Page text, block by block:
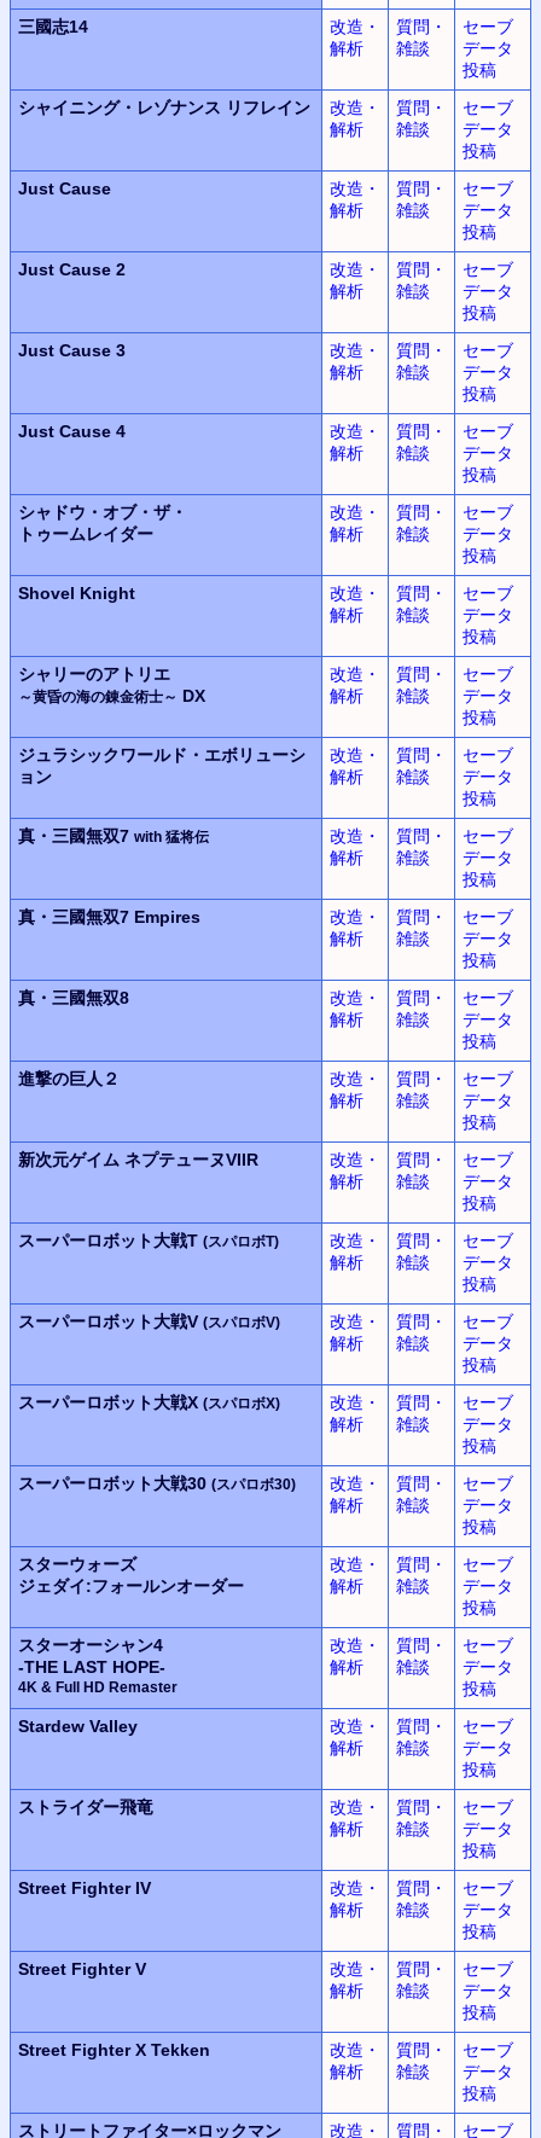
三國志14
改造・
解析
質問・
雑談
セーブ
データ
投稿
シャイニング・レゾナンス リフレイン
改造・
解析
質問・
雑談
セーブ
データ
投稿
Just Cause
改造・
解析
質問・
雑談
セーブ
データ
投稿
Just Cause 2
改造・
解析
質問・
雑談
セーブ
データ
投稿
Just Cause 3
改造・
解析
質問・
雑談
セーブ
データ
投稿
Just Cause 4
改造・
解析
質問・
雑談
セーブ
データ
投稿
シャドウ・オブ・ザ・
トゥームレイダー
改造・
解析
質問・
雑談
セーブ
データ
投稿
Shovel Knight
改造・
解析
質問・
雑談
セーブ
データ
投稿
シャリーのアトリエ
～黄昏の海の錬金術士～ DX
改造・
解析
質問・
雑談
セーブ
データ
投稿
ジュラシックワールド・エボリューシ
ョン
改造・
解析
質問・
雑談
セーブ
データ
投稿
真・三國無双7 with 猛将伝
改造・
解析
質問・
雑談
セーブ
データ
投稿
真・三國無双7 Empires
改造・
解析
質問・
雑談
セーブ
データ
投稿
真・三國無双8
改造・
解析
質問・
雑談
セーブ
データ
投稿
進撃の巨人２
改造・
解析
質問・
雑談
セーブ
データ
投稿
新次元ゲイム ネプテューヌVIIR
改造・
解析
質問・
雑談
セーブ
データ
投稿
スーパーロボット大戦T (スパロボT)
改造・
解析
質問・
雑談
セーブ
データ
投稿
スーパーロボット大戦V (スパロボV)
改造・
解析
質問・
雑談
セーブ
データ
投稿
スーパーロボット大戦X (スパロボX)
改造・
解析
質問・
雑談
セーブ
データ
投稿
スーパーロボット大戦30 (スパロボ30)
改造・
解析
質問・
雑談
セーブ
データ
投稿
スターウォーズ
ジェダイ:フォールンオーダー
改造・
解析
質問・
雑談
セーブ
データ
投稿
スターオーシャン4
-THE LAST HOPE-
4K & Full HD Remaster
改造・
解析
質問・
雑談
セーブ
データ
投稿
Stardew Valley
改造・
解析
質問・
雑談
セーブ
データ
投稿
ストライダー飛竜
改造・
解析
質問・
雑談
セーブ
データ
投稿
Street Fighter IV
改造・
解析
質問・
雑談
セーブ
データ
投稿
Street Fighter V
改造・
解析
質問・
雑談
セーブ
データ
投稿
Street Fighter X Tekken
改造・
解析
質問・
雑談
セーブ
データ
投稿
ストリートファイター×ロックマン 改造・ 質問・ セーブ